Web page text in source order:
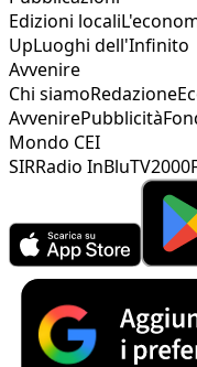
Edizioni locali
UpLuoghi dell'Infinito
Avvenire
Chi siamoRedazione
AvvenirePubblicità
Mondo CEI
SIRRadio InBluTV2000